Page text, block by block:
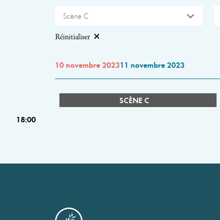
Scène C
Réinitialiser
10 novembre 202311 novembre 2023
SCÈNE C
18:00